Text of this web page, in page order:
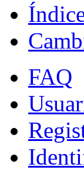
FAQ